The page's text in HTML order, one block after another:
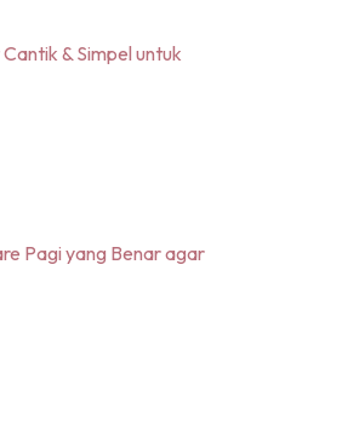
& Simpel untuk
Pagi yang Benar agar